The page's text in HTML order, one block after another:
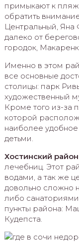
примыкают к
обратить
Центральный, Яна
далеко от
городок,
Именно в этом
все основные
столицы: парк
художественный
Кроме того из-за
которой
наиболее
детьми.
Хостинский район
лечебниц. Этот
водами, а так же
довольно сложно
либо
пункты района:
Кудепста.